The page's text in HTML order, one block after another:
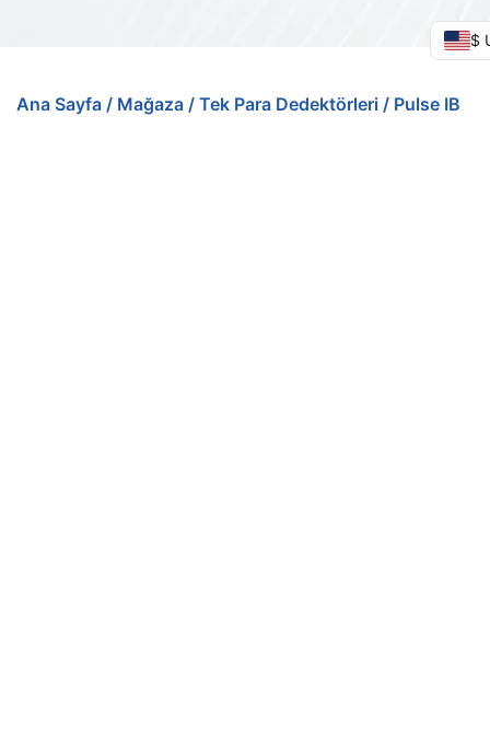
$
Ana Sayfa / Mağaza / Tek Para Dedektörleri / Pulse IB